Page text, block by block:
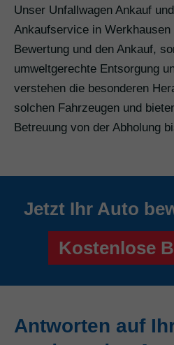
Unser Unfallwagen Ankauf
Ankaufservice in
Bewertung und den Ankauf,
umweltgerechte Entsorgung
verstehen die besonderen
solchen Fahrzeugen und
Betreuung von der Abholung
Jetzt Ihr Auto
Kostenlose
Antworten auf